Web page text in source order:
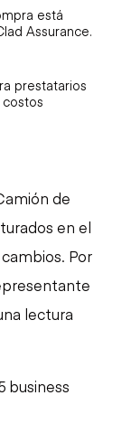
está
Assurance.
prestatarios
de
en el
Por
lectura
business